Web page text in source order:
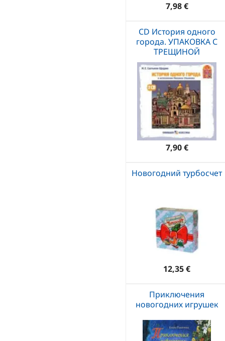
7,98 €
CD История одного
города. УПАКОВКА С
ТРЕЩИНОЙ
7,90 €
Новогодний турбосчет
12,35 €
Приключения
новогодних игрушек